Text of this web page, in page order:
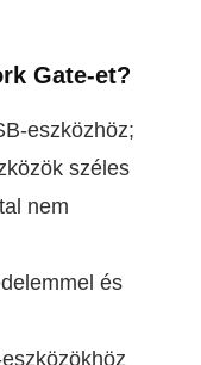
Gate-et?
eszközhöz;
széles
nem
és